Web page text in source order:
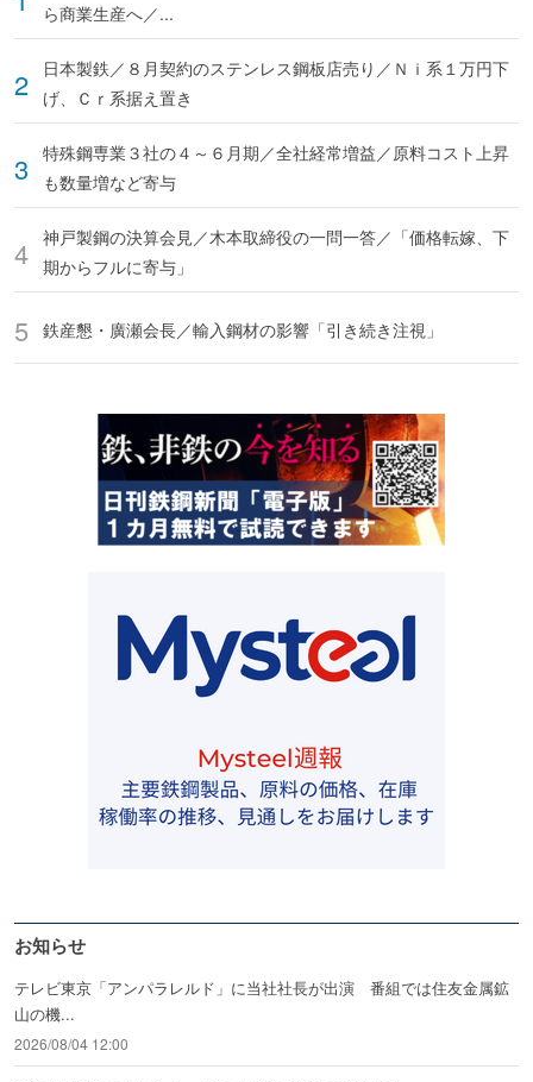
ら商業生産へ／...
日本製鉄／８月契約のステンレス鋼板店売り／Ｎｉ系１万円下
げ、Ｃｒ系据え置き
特殊鋼専業３社の４～６月期／全社経常増益／原料コスト上昇
も数量増など寄与
神戸製鋼の決算会見／木本取締役の一問一答／「価格転嫁、下
期からフルに寄与」
鉄産懇・廣瀬会長／輸入鋼材の影響「引き続き注視」
お知らせ
テレビ東京「アンパラレルド」に当社社長が出演 番組では住友金属鉱
山の機...
2026/08/04 12:00